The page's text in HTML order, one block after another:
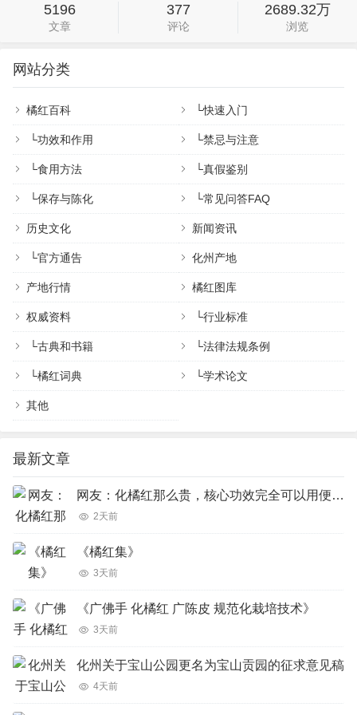
5196
文章
377
评论
2689.32万
浏览
网站分类
橘红百科 └快速入门
└功效和作用 └禁忌与注意
└食用方法 └真假鉴别
└保存与陈化 └常见问答FAQ
历史文化 新闻资讯
└官方通告 化州产地
产地行情 橘红图库
权威资料 └行业标准
└古典和书籍 └法律法规条例
└橘红词典 └学术论文
其他
最新文章
网友：化橘红那么贵，核心功效完全可以用便宜的橘红、陈皮完美代替吗？
2天前
《橘红集》
3天前
《广佛手 化橘红 广陈皮 规范化栽培技术》
3天前
化州关于宝山公园更名为宝山贡园的征求意见稿
4天前